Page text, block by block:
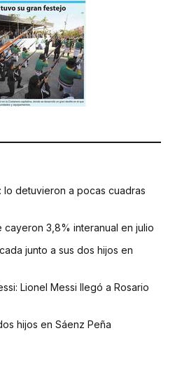
detuvieron a pocas cuadras
cayeron 3,8% interanual en julio
junto a sus dos hijos en
Lionel Messi llegó a Rosario
hijos en Sáenz Peña